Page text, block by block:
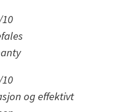
og effektivt